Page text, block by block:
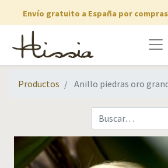
Envío gratuito a España por
Productos Anillo piedras oro